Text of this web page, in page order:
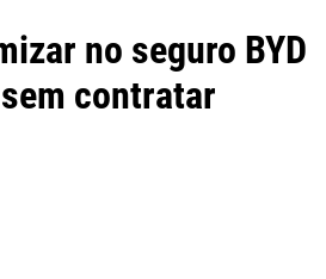
no seguro BYD
contratar